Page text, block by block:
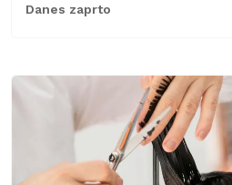
Danes zaprto